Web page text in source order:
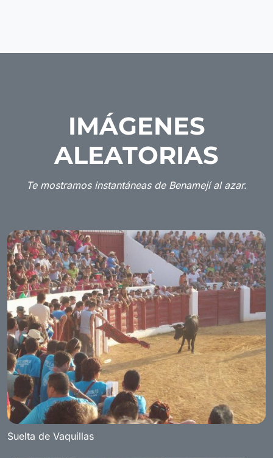
IMÁGENES
ALEATORIAS
Te mostramos instantáneas de Benamejí al azar.
Suelta de Vaquillas